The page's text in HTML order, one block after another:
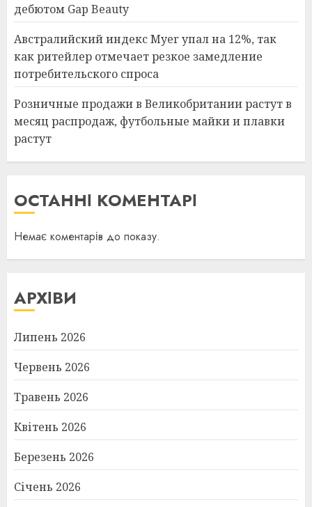
дебютом Gap Beauty
Австралийский индекс Myer упал на 12%, так
как ритейлер отмечает резкое замедление
потребительского спроса
Розничные продажи в Великобритании растут в
месяц распродаж, футбольные майки и плавки
растут
ОСТАННІ КОМЕНТАРІ
Немає коментарів до показу.
АРХІВИ
Липень 2026
Червень 2026
Травень 2026
Квітень 2026
Березень 2026
Січень 2026